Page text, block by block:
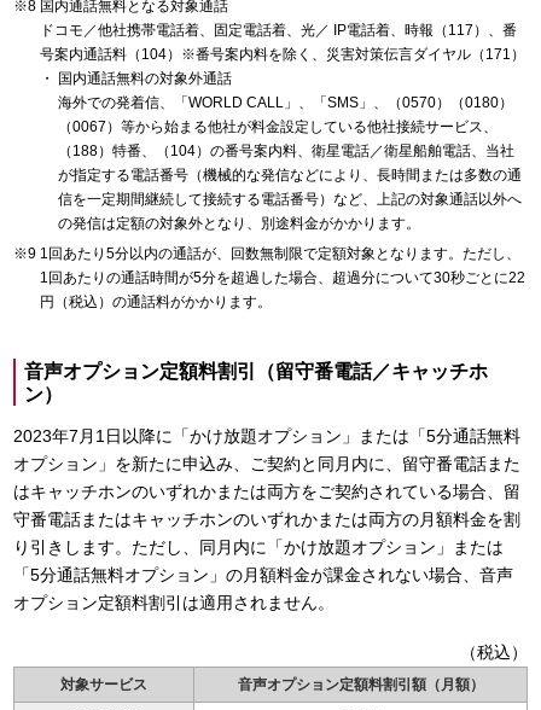
国内通話無料となる対象通話
ドコモ／他社携帯電話着、固定電話着、光／ IP電話着、時報（117）、番
号案内通話料（104）※番号案内料を除く、災害対策伝言ダイヤル（171）
国内通話無料の対象外通話
海外での発着信、「WORLD CALL」、「SMS」、（0570）（0180）
（0067）等から始まる他社が料金設定している他社接続サービス、
（188）特番、（104）の番号案内料、衛星電話／衛星船舶電話、当社
が指定する電話番号（機械的な発信などにより、長時間または多数の通
信を一定期間継続して接続する電話番号）など、上記の対象通話以外へ
の発信は定額の対象外となり、別途料金がかかります。
1回あたり5分以内の通話が、回数無制限で定額対象となります。ただし、
1回あたりの通話時間が5分を超過した場合、超過分について30秒ごとに22
円（税込）の通話料がかかります。
音声オプション定額料割引（留守番電話／キャッチホ
ン）
2023年7月1日以降に「かけ放題オプション」または「5分通話無料
オプション」を新たに申込み、ご契約と同月内に、留守番電話また
はキャッチホンのいずれかまたは両方をご契約されている場合、留
守番電話またはキャッチホンのいずれかまたは両方の月額料金を割
り引きします。ただし、同月内に「かけ放題オプション」または
「5分通話無料オプション」の月額料金が課金されない場合、音声
オプション定額料割引は適用されません。
（税込）
対象サービス 音声オプション定額料割引額（月額）